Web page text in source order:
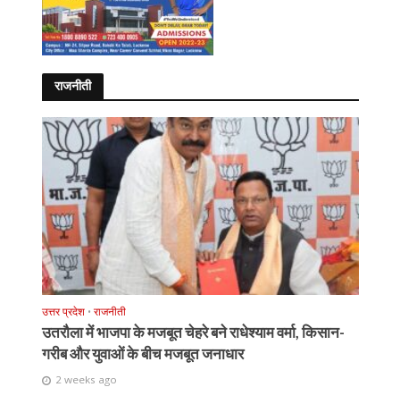
राजनीती
उत्तर प्रदेश • राजनीती
उतरौला में भाजपा के मजबूत चेहरे बने राधेश्याम वर्मा, किसान-
गरीब और युवाओं के बीच मजबूत जनाधार
2 weeks ago